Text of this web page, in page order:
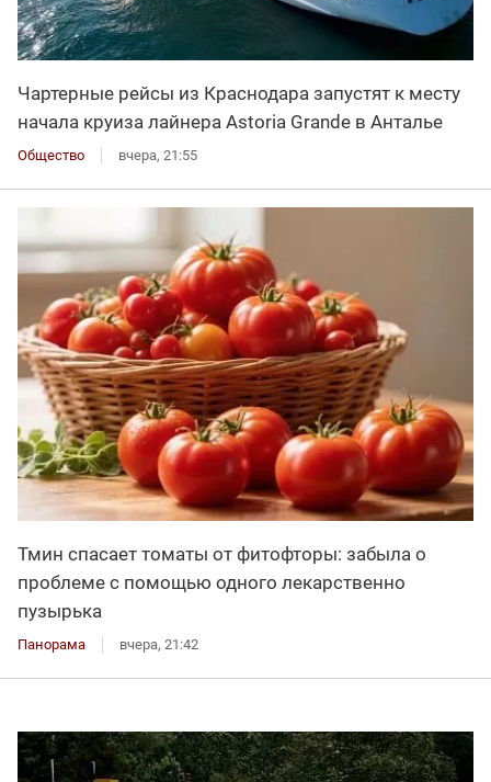
Чартерные рейсы из Краснодара запустят к месту
начала круиза лайнера Astoria Grande в Анталье
Общество вчера, 21:55
Тмин спасает томаты от фитофторы: забыла о
проблеме с помощью одного лекарственно
пузырька
Панорама вчера, 21:42